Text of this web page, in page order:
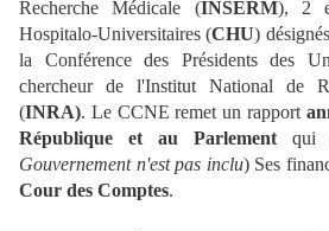
Recherche Médicale (INSERM), 2
Hospitalo-Universitaires (CHU)
la Conférence des Présidents des
chercheur de l'Institut National de
(INRA). Le CCNE remet un rapport
République et au Parlementqui
Gouvernement n'est pas inclu) Ses
Cour des Comptes.